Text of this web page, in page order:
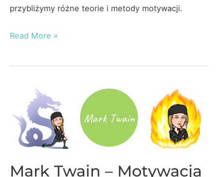
przybliżymy różne teorie i metody motywacji.
Czym
motywacja?
Read More »
Mark Twain – Motywacja